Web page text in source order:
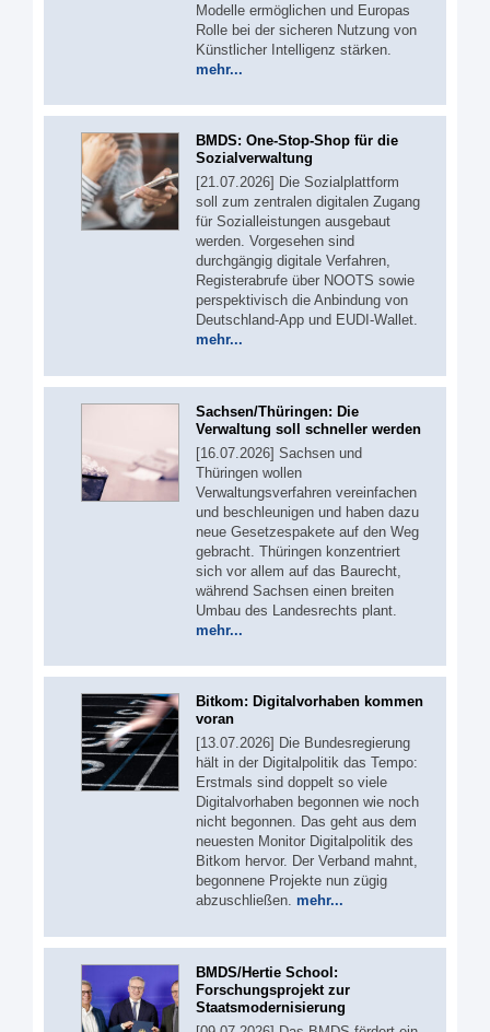
Modelle ermöglichen und Europas
Rolle bei der sicheren Nutzung von
Künstlicher Intelligenz stärken.
mehr...
BMDS: One-Stop-Shop für die
Sozialverwaltung
[21.07.2026] Die Sozialplattform
soll zum zentralen digitalen Zugang
für Sozialleistungen ausgebaut
werden. Vorgesehen sind
durchgängig digitale Verfahren,
Registerabrufe über NOOTS sowie
perspektivisch die Anbindung von
Deutschland-App und EUDI-Wallet.
mehr...
Sachsen/Thüringen: Die
Verwaltung soll schneller werden
[16.07.2026] Sachsen und
Thüringen wollen
Verwaltungsverfahren vereinfachen
und beschleunigen und haben dazu
neue Gesetzespakete auf den Weg
gebracht. Thüringen konzentriert
sich vor allem auf das Baurecht,
während Sachsen einen breiten
Umbau des Landesrechts plant.
mehr...
Bitkom: Digitalvorhaben kommen
voran
[13.07.2026] Die Bundesregierung
hält in der Digitalpolitik das Tempo:
Erstmals sind doppelt so viele
Digitalvorhaben begonnen wie noch
nicht begonnen. Das geht aus dem
neuesten Monitor Digitalpolitik des
Bitkom hervor. Der Verband mahnt,
begonnene Projekte nun zügig
abzuschließen. mehr...
BMDS/Hertie School:
Forschungsprojekt zur
Staatsmodernisierung